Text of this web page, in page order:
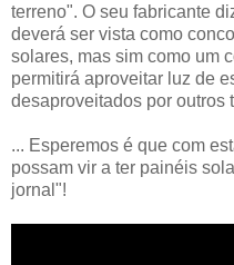
terreno". O seu fabricante
deverá ser vista como
solares, mas sim como um
permitirá aproveitar luz de
desaproveitados por outros
... Esperemos é que com
possam vir a ter painéis
jornal"!